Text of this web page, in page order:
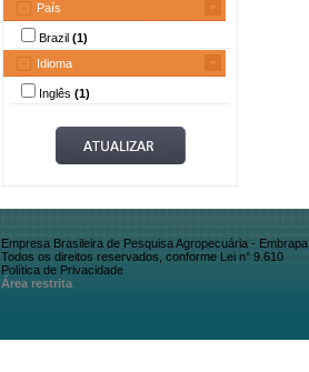
País
Brazil (1)
Idioma
Inglês (1)
Empresa Brasileira de Pesquisa Agropecuária - Embrapa
Todos os direitos reservados, conforme Lei n° 9.610
Política de Privacidade
Área restrita